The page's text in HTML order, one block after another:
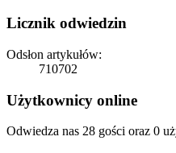
Licznik odwiedzin
Odsłon artykułów:
710702
Użytkownicy online
Odwiedza nas 28 gości oraz 0